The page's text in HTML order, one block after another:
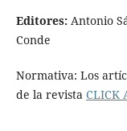
Editores:Antonio
Conde
Normativa: Los
de la revista CLICK